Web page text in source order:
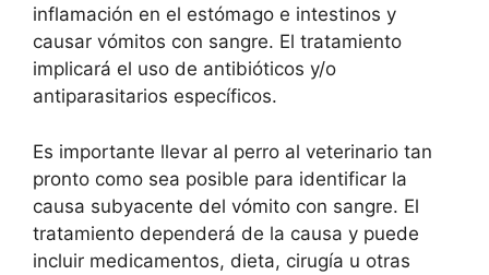
inflamación en el estómago e intestinos y
causar vómitos con sangre. El tratamiento
implicará el uso de antibióticos y/o
antiparasitarios específicos.
Es importante llevar al perro al veterinario tan
pronto como sea posible para identificar la
causa subyacente del vómito con sangre. El
tratamiento dependerá de la causa y puede
incluir medicamentos, dieta, cirugía u otras